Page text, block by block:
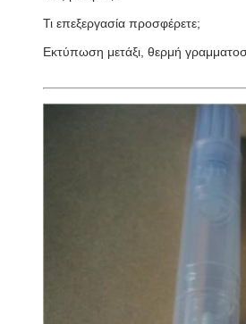
Τι επεξεργασία προσφέρετε;
Εκτύπωση μετάξι, θερμή